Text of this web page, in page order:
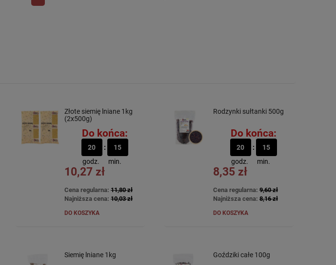
Złote siemię lniane 1kg
(2x500g)
Do końca:
20
godz.
15
min.
10,27 zł
Cena regularna: 11,80 zł
Najniższa cena: 10,03 zł
DO KOSZYKA
Rodzynki sułtanki 500g
Do końca:
20
godz.
15
min.
8,35 zł
Cena regularna: 9,60 zł
Najniższa cena: 8,16 zł
DO KOSZYKA
Siemię lniane 1kg Goździki całe 100g